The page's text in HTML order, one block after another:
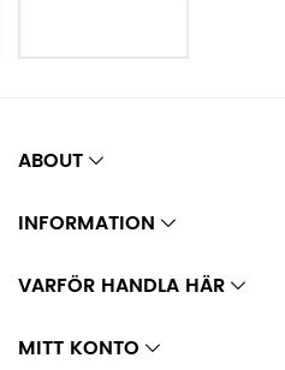
ABOUT
INFORMATION
VARFÖR HANDLA HÄR
MITT KONTO